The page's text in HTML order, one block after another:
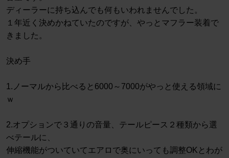
ディーラーに持ち込んでも何もいわれませんでした。
１年近く決めかねていたのですが、やっとマフラー装着で
きました。
決め手
1.ノーマルから比べると6000～7000がやっと使える領域に
ｗ
2.オプションで３通りの音量、テールピース２種類から選
べテールに、
伸縮機能がついていてエアロで奥にいっても調整OKとわが